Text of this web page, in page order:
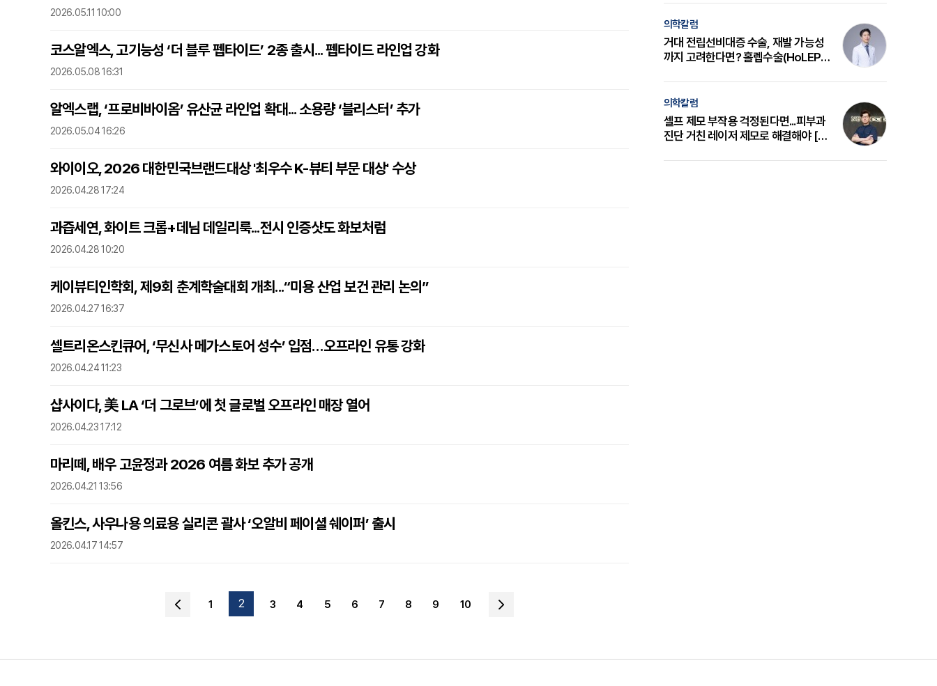
2026.05.11 10:00
코스알엑스, 고기능성 ‘더 블루 펩타이드’ 2종 출시... 펩타이드 라인업 강화
2026.05.08 16:31
알엑스랩, ‘프로비바이옴’ 유산균 라인업 확대... 소용량 ‘블리스터’ 추가
2026.05.04 16:26
와이이오, 2026 대한민국브랜드대상 '최우수 K-뷰티 부문 대상' 수상
2026.04.28 17:24
과즙세연, 화이트 크롭+데님 데일리룩...전시 인증샷도 화보처럼
2026.04.28 10:20
케이뷰티인학회, 제9회 춘계학술대회 개최...“미용 산업 보건 관리 논의”
2026.04.27 16:37
셀트리온스킨큐어, ‘무신사 메가스토어 성수’ 입점…오프라인 유통 강화
2026.04.24 11:23
샵사이다, 美 LA ‘더 그로브’에 첫 글로벌 오프라인 매장 열어
2026.04.23 17:12
마리떼, 배우 고윤정과 2026 여름 화보 추가 공개
2026.04.21 13:56
올킨스, 사우나용 의료용 실리콘 괄사 ‘오알비 페이셜 쉐이퍼’ 출시
2026.04.17 14:57
1 2 3 4 5 6 7 8 9 10
의학칼럼
거대 전립선비대증 수술, 재발 가능성
까지 고려한다면? 홀렙수술(HoLEP)
의학칼럼
셀프 제모 부작용 걱정된다면...피부과
진단 거친 레이저 제모로 해결해야 [변